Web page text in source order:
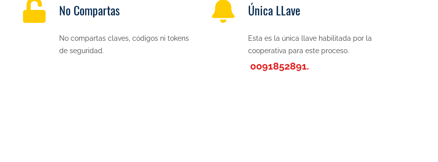
No Compartas
No compartas claves, códigos ni tokens
de seguridad.
Única LLave
Esta es la única llave habilitada por la
cooperativa para este proceso.
0091852891.